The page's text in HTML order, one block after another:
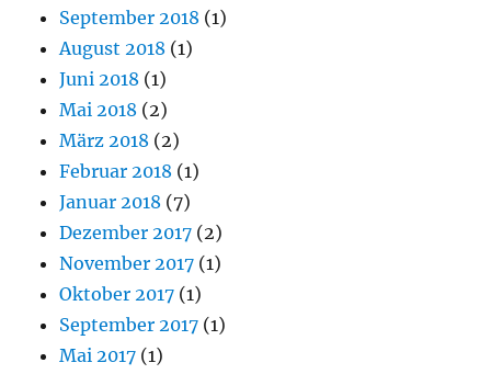
September 2018 (1)
August 2018 (1)
Juni 2018 (1)
Mai 2018 (2)
März 2018 (2)
Februar 2018 (1)
Januar 2018 (7)
Dezember 2017 (2)
November 2017 (1)
Oktober 2017 (1)
September 2017 (1)
Mai 2017 (1)